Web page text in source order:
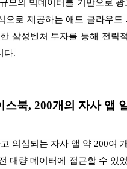
모의 빅데이터를 기반으로
로 제공하는 애드 클라우
삼성벤처 투자를 통해 전략
다.
스북, 200개의 자사 앱
의심되는 자사 앱 약200여
대량 데이터에 접근할 수 있